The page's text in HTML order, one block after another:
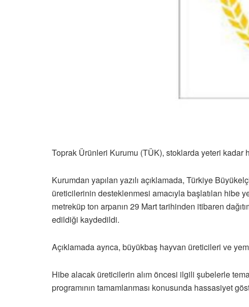
Toprak Ürünleri Kurumu (TÜK), stoklarda yeteri kadar
Kurumdan yapılan yazılı açıklamada, Türkiye
üreticilerinin desteklenmesi amacıyla başlatılan hibe
metreküp ton arpanın 29 Mart tarihinden itibaren
edildiği kaydedildi.
Açıklamada ayrıca, büyükbaş hayvan üreticileri ve
Hibe alacak üreticilerin alım öncesi ilgili şubelerle
programının tamamlanması konusunda hassasiyet